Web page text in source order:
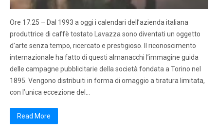
Ore 17.25 – Dal 1993 a oggi i calendari dell’azienda italiana
produttrice di caffè tostato Lavazza sono diventati un oggetto
d’arte senza tempo, ricercato e prestigioso. Il riconoscimento
internazionale ha fatto di questi almanacchi l’immagine guida
delle campagne pubblicitarie della società fondata a Torino nel
1895. Vengono distribuiti in forma di omaggio a tiratura limitata,
con l’unica eccezione del…
Read More